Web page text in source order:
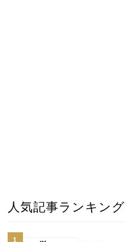
人気記事ランキング